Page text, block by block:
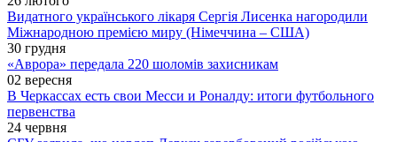
Видатного українського лікаря Сергія Лисенка нагородили
Міжнародною премією миру (Німеччина – США)
30 грудня
«Аврора» передала 220 шоломів захисникам
02 вересня
В Черкассах есть свои Месси и Роналду: итоги футбольного
первенства
24 червня